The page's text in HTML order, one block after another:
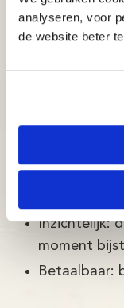
analyseren, voor
de website beter
De Typetuin is
Brightskills en
De Typetuin
het niveau
Inzichtelijk:
moment
Betaalbaar: